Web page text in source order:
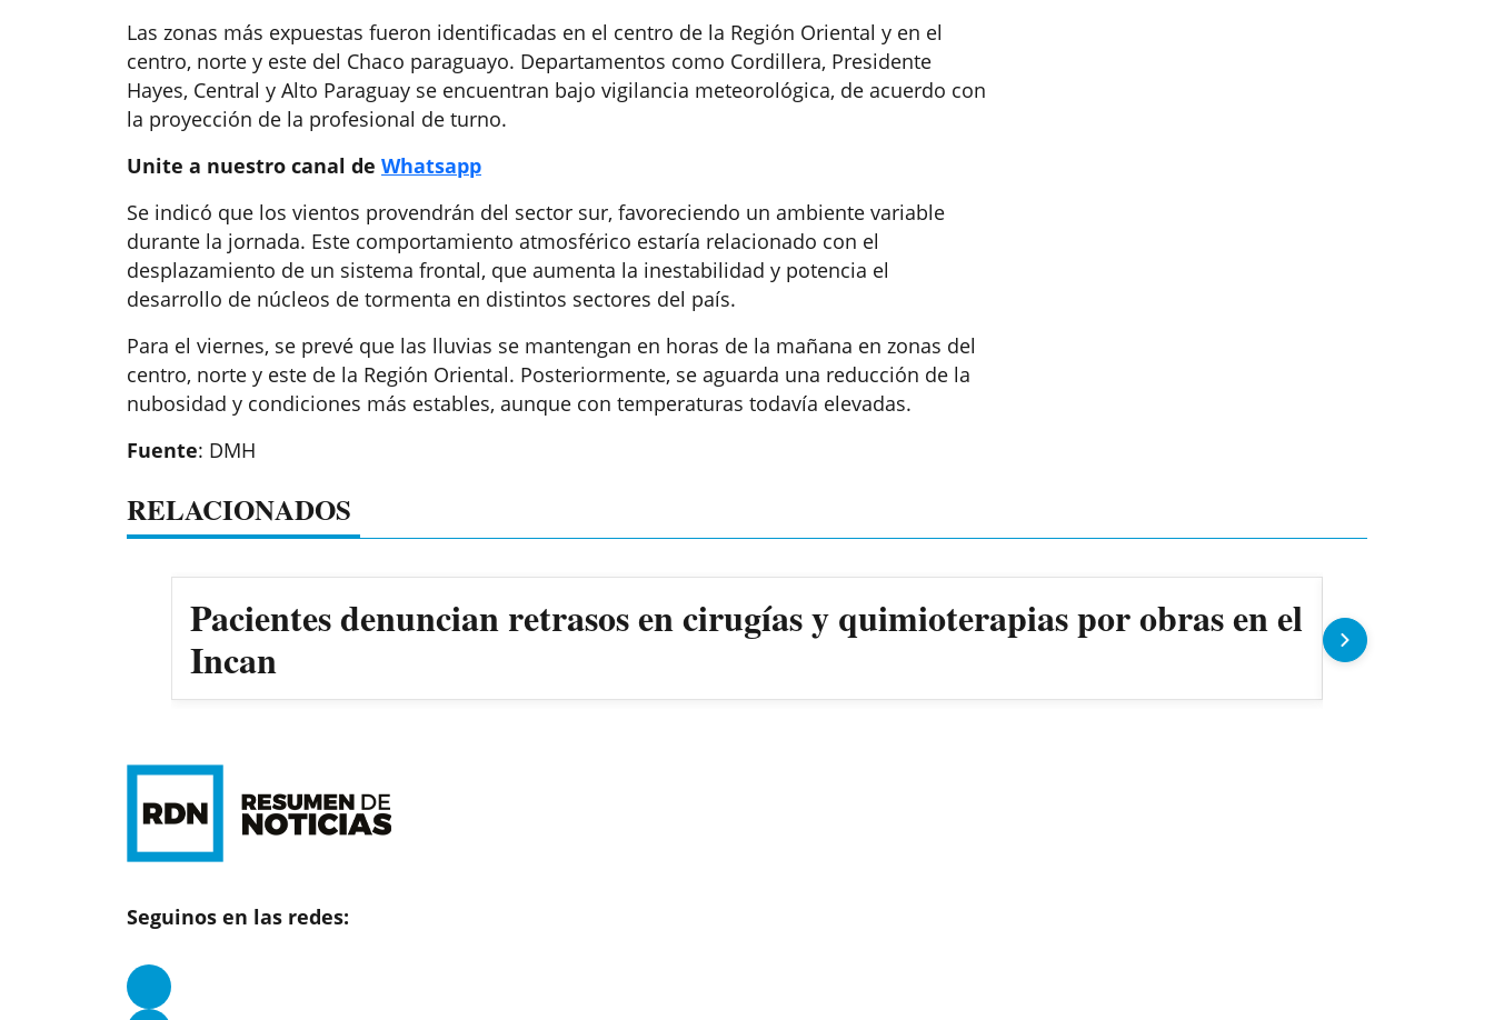
Las zonas más expuestas fueron identificadas en el centro de la Región Oriental y en el
centro, norte y este del Chaco paraguayo. Departamentos como Cordillera, Presidente
Hayes, Central y Alto Paraguay se encuentran bajo vigilancia meteorológica, de acuerdo con
la proyección de la profesional de turno.
Unite a nuestro canal de Whatsapp
Se indicó que los vientos provendrán del sector sur, favoreciendo un ambiente variable
durante la jornada. Este comportamiento atmosférico estaría relacionado con el
desplazamiento de un sistema frontal, que aumenta la inestabilidad y potencia el
desarrollo de núcleos de tormenta en distintos sectores del país.
Para el viernes, se prevé que las lluvias se mantengan en horas de la mañana en zonas del
centro, norte y este de la Región Oriental. Posteriormente, se aguarda una reducción de la
nubosidad y condiciones más estables, aunque con temperaturas todavía elevadas.
Fuente: DMH
RELACIONADOS
Pacientes denuncian retrasos en cirugías y quimioterapias por obras en el
Incan
Ollas
Seguinos en las redes: